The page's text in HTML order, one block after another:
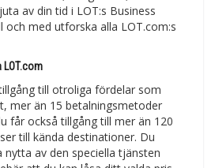
av din tid i LOT:s Business
och med utforska alla LOT.com:s
LOT.com
till otroliga fördelar som
mer än 15 betalningsmetoder
får också tillgång till mer än 120
till kända destinationer. Du
av den speciella tjänsten